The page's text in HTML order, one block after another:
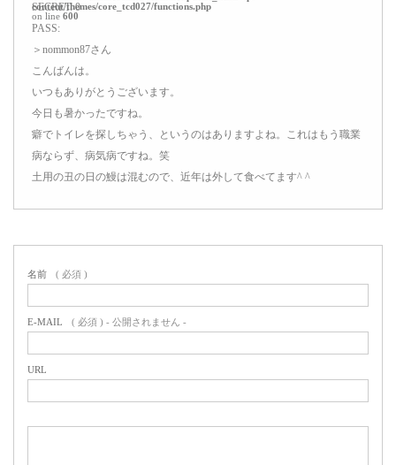
content/themes/core_tcd027/functions.php
on line 600
SECRET: 0
PASS:
＞nommon87さん
こんばんは。
いつもありがとうございます。
今日も暑かったですね。
癖でトイレを探しちゃう、というのはありますよね。これはもう職業
病ならず、病気病ですね。笑
土用の丑の日の鰻は混むので、近年は外して食べてます^ ^
名前 ( 必須 )
E-MAIL ( 必須 ) - 公開されません -
URL